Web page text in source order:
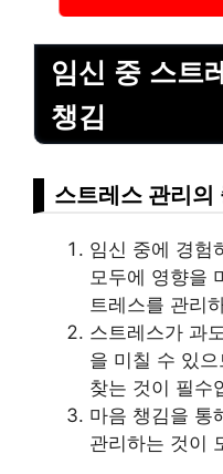
임신 중 스트
챙김
스트레스 관리의
임신 중에 경험
모두에 영향을
트레스를 관리
스트레스가 과
을 미칠 수 있
찾는 것이 필수
마음 챙김을 통
관리하는 것이